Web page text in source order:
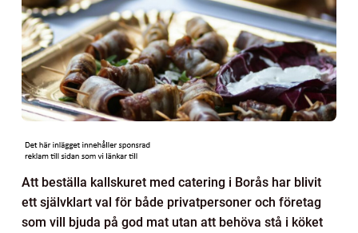
Att beställa kallskuret med catering i Borås har blivit
ett självklart val för både privatpersoner och företag
som vill bjuda på god mat utan att behöva stå i köket